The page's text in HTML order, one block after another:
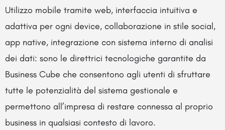
Utilizzo mobile tramite web, interfaccia intuitiva e
adattiva per ogni device, collaborazione in stile social,
app native, integrazione con sistema interno di analisi
dei dati: sono le direttrici tecnologiche garantite da
Business Cube che consentono agli utenti di sfruttare
tutte le potenzialità del sistema gestionale e
permettono all’impresa di restare connessa al proprio
business in qualsiasi contesto di lavoro.